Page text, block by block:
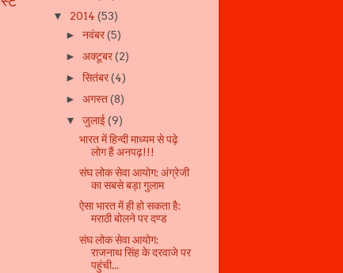
▼ 2014 (53)
►नवंबर(5)
►अक्टूबर(2)
►सितंबर(4)
►अगस्त(8)
▼जुलाई(9)
भारत में हिन्दी माध्यम से पढ़े
लोग हैं अनपढ़!!!
संघ लोक सेवा आयोग: अंग्रेजी
का सबसे बड़ा गुलाम
ऐसा भारत में ही हो सकता है:
मराठी बोलने पर दण्ड
संघ लोक सेवा आयोग:
राजनाथ सिंह के दरवाजे पर
पहुंची...